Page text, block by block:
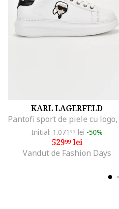
KARL LAGERFELD
Initial: 1.071 99 lei -50%
52999lei
Vandut de Fashion Days